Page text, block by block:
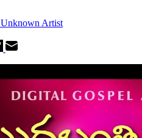
Unknown Artist